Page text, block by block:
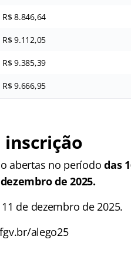
R$ 8.846,64
R$ 9.112,05
R$ 9.385,39
R$ 9.666,95
inscrição
abertas no períododas
de 2025.
de dezembro de 2025.
alego25